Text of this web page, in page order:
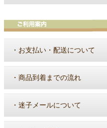
・ お支払い・配送について
・ 商品到着までの流れ
・ 迷子メールについて